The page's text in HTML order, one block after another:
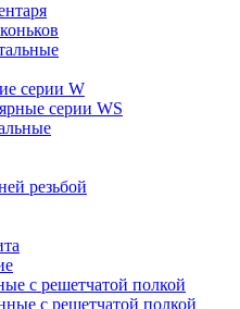
серии W
серии WS
резьбой
с решетчатой полкой
с решетчатой полкой